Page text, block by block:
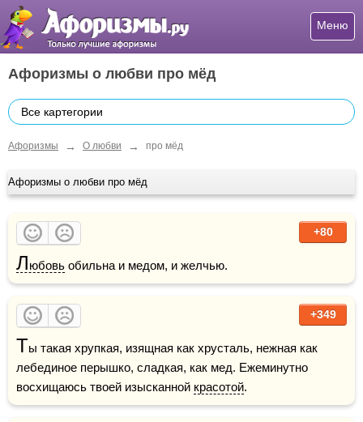
Меню
Афоризмы о любви про мёд
Все картегории
Афоризмы → О любви → про мёд
Афоризмы о любви про мёд
+80
Любовь обильна и медом, и желчью.
+349
Ты такая хрупкая, изящная как хрусталь, нежная как
лебединое перышко, сладкая, как мед. Ежеминутно
восхищаюсь твоей изысканной красотой.